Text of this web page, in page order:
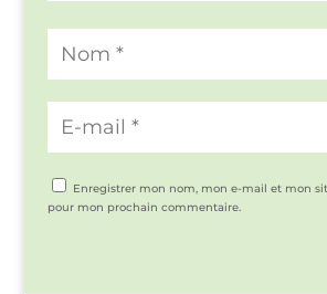
Enregistrer mon nom, mon e-mail et mon
pour mon prochain commentaire.